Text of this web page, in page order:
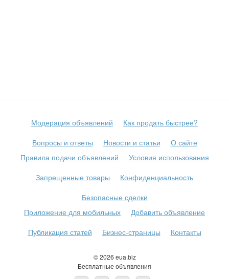
© 2026 eua.biz
Бесплатные объявления
Модерация объявлений
Как продать быстрее?
Вопросы и ответы
Новости и статьи
О сайте
Правила подачи объявлений
Условия использования
Запрещенные товары
Конфиденциальность
Безопасные сделки
Приложение для мобильных
Добавить объявление
Публикация статей
Бизнес-страницы Контакты